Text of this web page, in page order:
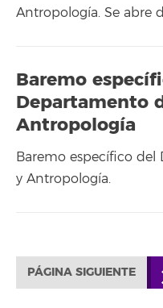
Antropología. Se abre
Baremo
Departamento
Antropología
Baremo específico del
y Antropología.
PÁGINA SIGUIENTE